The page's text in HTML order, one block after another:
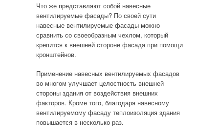
Что же представляют собой навесные
вентилируемые фасады? По своей сути
навесные вентилируемые фасады можно
сравнить со своеобразным чехлом, который
крепится к внешней стороне фасада при помощи
кронштейнов.
Применение навесных вентилируемых фасадов
во многом улучшает целостность внешней
стороны здания от воздействия внешних
факторов. Кроме того, благодаря навесному
вентилируемому фасаду теплоизоляция здания
повышается в несколько раз.